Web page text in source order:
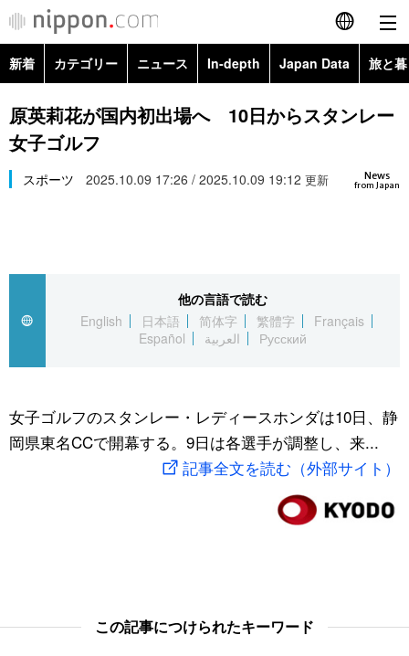
English
简体字
Русский
カテゴリー
経済・ビジネス
国際
文化
トップ
アーカイブ
In-depth
Japan Data
動画/Live
新着 カテゴリー ニュース In-depth Japan Data 旅と
政治・外交
経済・ビジネス
スポーツ・東京2020
Topics
原英莉花が国内初出場へ 10日からスタンレー
女子ゴルフ
News
from Japan
スポーツ 2025.10.09 17:26 / 2025.10.09 19:12 更新
他の言語で読む
English
日本語 简体字 繁體字
Français
Español
العربية Русский
女子ゴルフのスタンレー・レディースホンダは10日、静
岡県東名CCで開幕する。9日は各選手が調整し、来...
記事全文を読む（外部サイト）
この記事につけられたキーワード